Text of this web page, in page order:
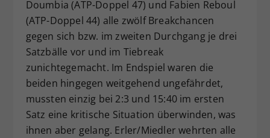
Doumbia (ATP-Doppel 47) und Fabien Reboul
(ATP-Doppel 44) alle zwölf Breakchancen
gegen sich bzw. im zweiten Durchgang je drei
Satzbälle vor und im Tiebreak
zunichtegemacht. Im Endspiel waren die
beiden hingegen weitgehend ungefährdet,
mussten einzig bei 2:3 und 15:40 im ersten
Satz eine kritische Situation überwinden, was
ihnen aber gelang. Erler/Miedler wehrten alle